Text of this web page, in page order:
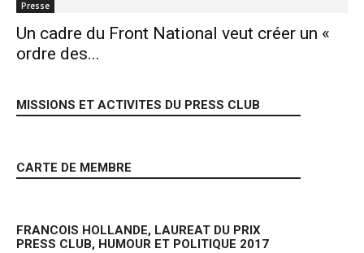
Presse
Un cadre du Front National veut créer un «
ordre des...
MISSIONS ET ACTIVITES DU PRESS CLUB
CARTE DE MEMBRE
FRANCOIS HOLLANDE, LAUREAT DU PRIX
PRESS CLUB, HUMOUR ET POLITIQUE 2017